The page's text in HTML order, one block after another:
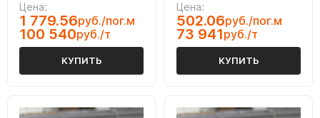
Цена:
1 779.56руб./пог.м
100 540руб./т
КУПИТЬ
Цена:
502.06руб./пог.м
73 941руб./т
КУПИТЬ